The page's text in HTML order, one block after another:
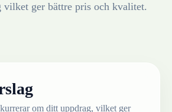
vilket ger bättre pris och kvalitet.
om ditt uppdrag, vilket ger